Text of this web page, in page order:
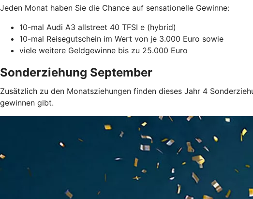
Jeden Monat haben Sie die Chance auf sensationelle Gewinne:
10-mal Audi A3 allstreet 40 TFSI e (hybrid)
10-mal Reisegutschein im Wert von je 3.000 Euro sowie
viele weitere Geldgewinne bis zu 25.000 Euro
Sonderziehung September
Zusätzlich zu den Monatsziehungen finden dieses Jahr 4
gewinnen gibt.